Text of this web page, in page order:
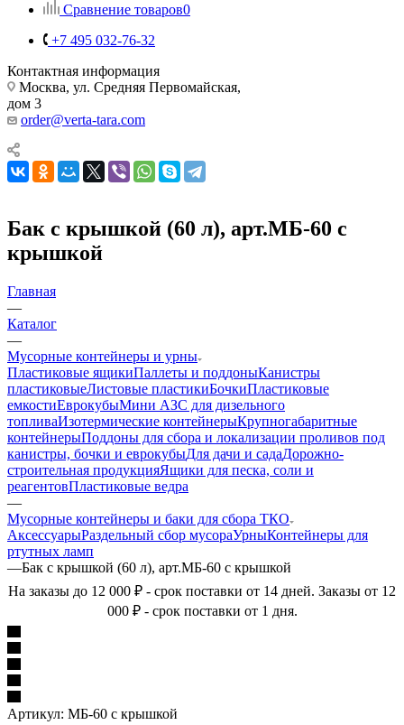
Сравнение товаров0
+7 495 032-76-32
Контактная информация
Москва, ул. Средняя Первомайская,
дом 3
order@verta-tara.com
Бак с крышкой (60 л), арт.МБ-60 с
крышкой
Главная
—
Каталог
—
Мусорные контейнеры и урны
Пластиковые ящикиПаллеты и поддоныКанистры
пластиковыеЛистовые пластикиБочкиПластиковые
емкостиЕврокубыМини АЗС для дизельного
топливаИзотермические контейнерыКрупногабаритные
контейнерыПоддоны для сбора и локализации проливов под
канистры, бочки и еврокубыДля дачи и садаДорожно-
строительная продукцияЯщики для песка, соли и
реагентовПластиковые ведра
—
Мусорные контейнеры и баки для сбора ТКО
АксессуарыРаздельный сбор мусораУрныКонтейнеры для
ртутных ламп
—Бак с крышкой (60 л), арт.МБ-60 с крышкой
На заказы до 12 000 ₽ - срок поставки от 14 дней. Заказы от 12
000 ₽ - срок поставки от 1 дня.
Артикул: МБ-60 с крышкой